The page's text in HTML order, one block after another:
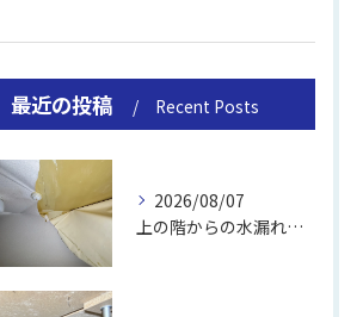
最近の投稿 Recent Posts
2026/08/07
上の階からの水漏れでカビ｜対処法と業者